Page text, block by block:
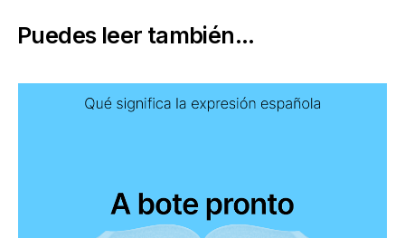
Puedes leer también...